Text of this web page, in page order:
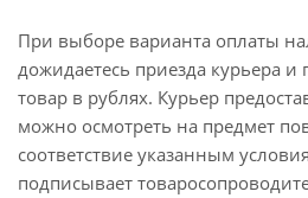
При выборе варианта оплаты
дожидаетесь приезда курьера и
товар в рублях. Курьер
можно осмотреть на предмет
соответствие указанным
подписывает